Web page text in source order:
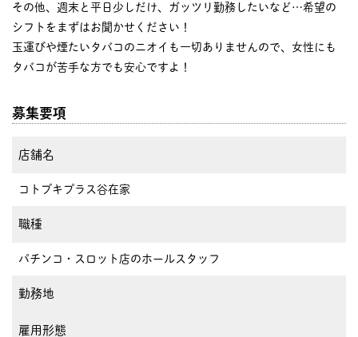
その他、週末と平日少しだけ、ガッツリ勤務したいなど…希望の
シフトをまずはお聞かせください！
玉運びや煙たいタバコのニオイも一切ありませんので、女性にも
タバコが苦手な方でも安心ですよ！
募集要項
店舗名
コトブキプラス谷在家
職種
パチンコ・スロット店のホールスタッフ
勤務地
雇用形態